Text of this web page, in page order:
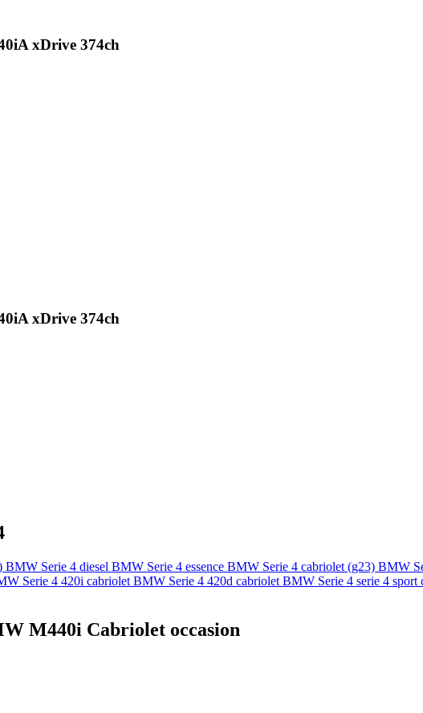
xDrive 374ch
xDrive 374ch
BMW Serie 4 diesel BMW Serie 4 essence BMW Serie 4 cabriolet (g23) BMW
Serie 4 420i cabriolet BMW Serie 4 420d cabriolet BMW Serie 4 serie 4 sport
M440i Cabriolet occasion